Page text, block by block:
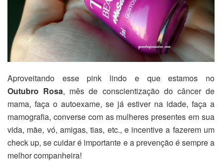
Aproveitando esse pink lindo e que estamos no
Outubro Rosa, mês de conscientização do câncer de
mama, faça o autoexame, se já estiver na idade, faça a
mamografia, converse com as mulheres presentes em sua
vida, mãe, vó, amigas, tias, etc., e incentive a fazerem um
check up, se cuidar é importante e a prevenção é sempre a
melhor companheira!